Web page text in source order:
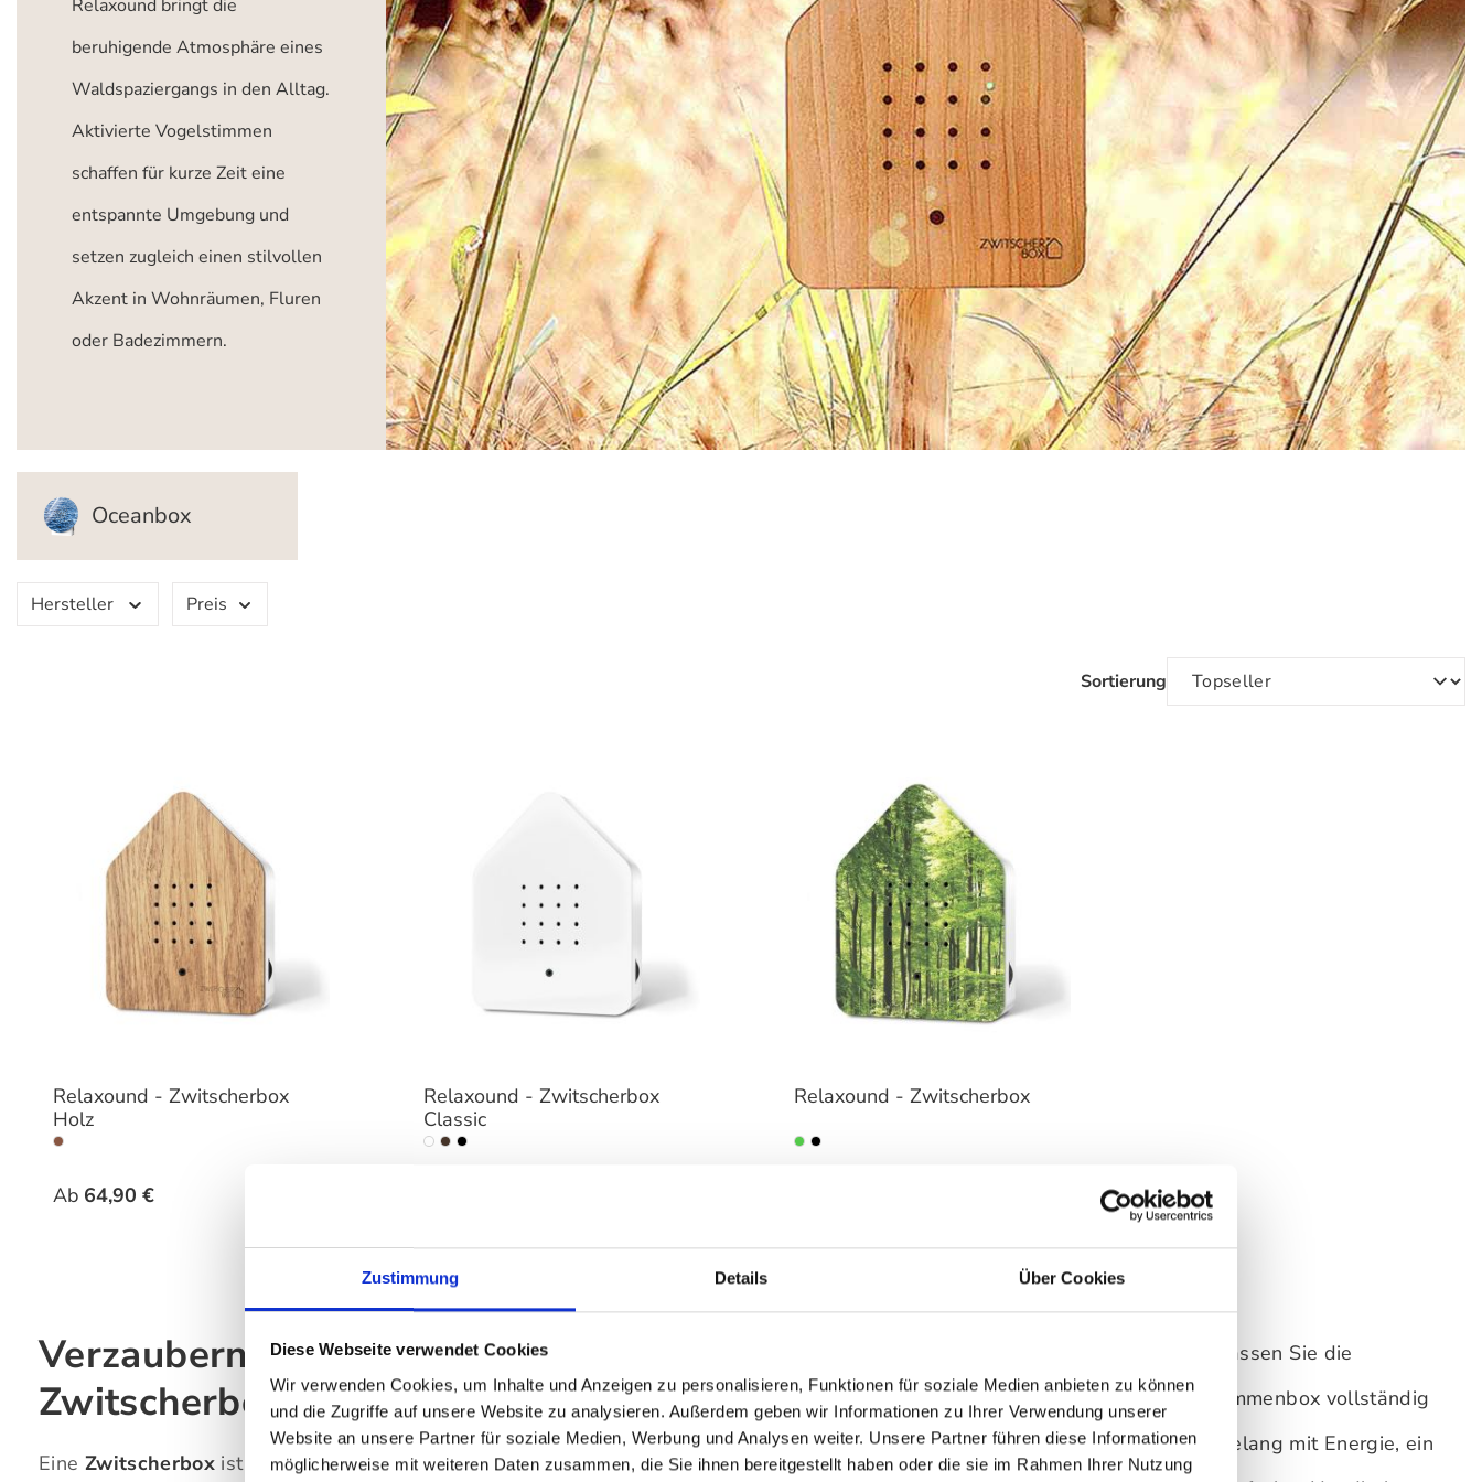
Zustimmung Details Über Cookies
Diese Webseite verwendet Cookies
Wir verwenden Cookies, um Inhalte und Anzeigen zu personalisieren, Funktionen für soziale Medien anbieten zu können
und die Zugriffe auf unsere Website zu analysieren. Außerdem geben wir Informationen zu Ihrer Verwendung unserer
Website an unsere Partner für soziale Medien, Werbung und Analysen weiter. Unsere Partner führen diese Informationen
möglicherweise mit weiteren Daten zusammen, die Sie ihnen bereitgestellt haben oder die sie im Rahmen Ihrer Nutzung
Relaxound bringt die
beruhigende Atmosphäre eines
Waldspaziergangs in den Alltag.
Aktivierte Vogelstimmen
schaffen für kurze Zeit eine
entspannte Umgebung und
setzen zugleich einen stilvollen
Akzent in Wohnräumen, Fluren
oder Badezimmern.
Oceanbox
Hersteller Preis
Sortierung
Relaxound - Zwitscherbox
Holz
Ab 64,90 €
Relaxound - Zwitscherbox
Classic
Relaxound - Zwitscherbox
Verzaubern Sie Ihr Zuhause mit einer
Zwitscherbox
Eine Zwitscherbox ist eine kleineSoundbox mit Bewegungsmelder, die
Klangimpuls auslöst. Über ein seitliches Rädchen passen Sie die
Lautstärke individuell an oder schalten die Vogelstimmenbox vollständig
stumm. Drei AA-Batterien versorgen die Box monatelang mit Energie, ein